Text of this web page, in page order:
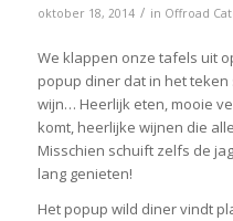
oktober 18, 2014 / in Offroad
We klappen onze tafels uit
popup diner dat in het
wijn… Heerlijk eten, mooie
komt, heerlijke wijnen die
Misschien schuift zelfs de
lang genieten!
Het popup wild diner vindt